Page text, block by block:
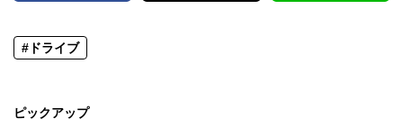
#ドライブ
ピックアップ